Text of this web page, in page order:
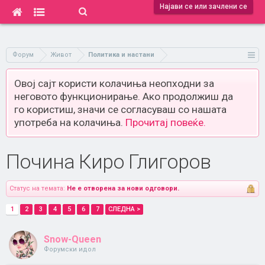
Најави се или зачлени се
Форум Живот Политика и настани
Овој сајт користи колачиња неопходни за
неговото функционирање. Ако продолжиш да
го користиш, значи се согласуваш со нашата
употреба на колачиња. Прочитај повеќе.
Почина Киро Глигоров
Статус на темата: Не е отворена за нови одговори.
1 2 3 4 5 6 7 СЛЕДНА >
Snow-Queen
Форумски идол